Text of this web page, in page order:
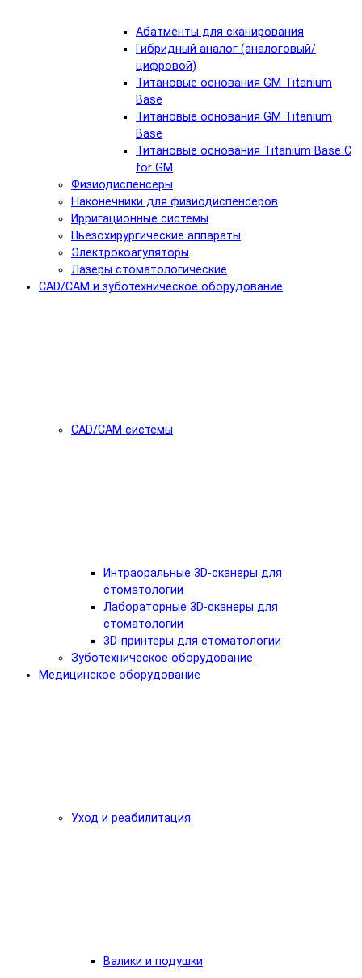
Абатменты для сканирования
Гибридный аналог (аналоговый/
цифровой)
Титановые основания GM Titanium
Base
Титановые основания GM Titanium
Base
Титановые основания Titanium Base C
for GM
Физиодиспенсеры
Наконечники для физиодиспенсеров
Ирригационные системы
Пьезохирургические аппараты
Электрокоагуляторы
Лазеры стоматологические
CAD/CAM и зуботехническое оборудование
CAD/CAM системы
Интраоральные 3D-сканеры для
стоматологии
Лабораторные 3D-сканеры для
стоматологии
3D-принтеры для стоматологии
Зуботехническое оборудование
Медицинское оборудование
Уход и реабилитация
Валики и подушки